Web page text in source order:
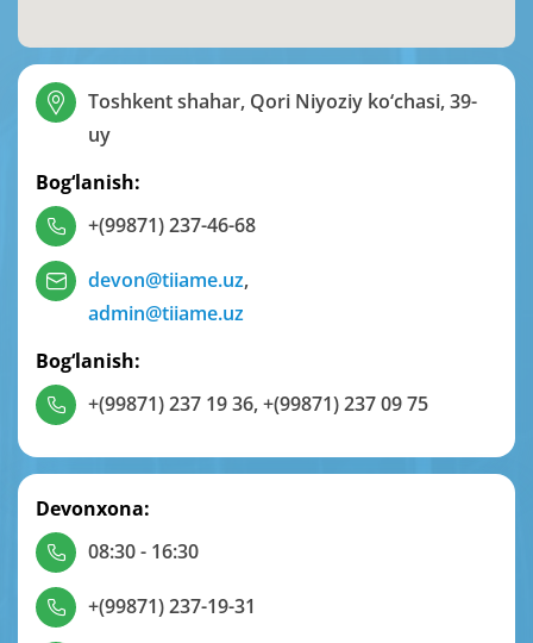
Toshkent shahar, Qori Niyoziy ko‘chasi, 39-
uy
Bog‘lanish:
+(99871) 237-46-68
devon@tiiame.uz,
admin@tiiame.uz
Bog‘lanish:
+(99871) 237 19 36,+(99871) 237 09 75
Devonxona:
08:30 - 16:30
+(99871) 237-19-31